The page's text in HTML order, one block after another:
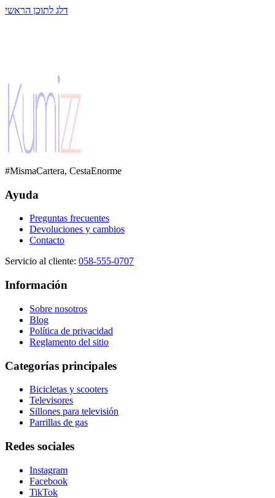
דלג לתוכן הראשי
#MismaCartera, CestaEnorme
Ayuda
Preguntas frecuentes
Devoluciones y cambios
Contacto
Servicio al cliente: 058-555-0707
Información
Sobre nosotros
Blog
Política de privacidad
Reglamento del sitio
Categorías principales
Bicicletas y scooters
Televisores
Sillones para televisión
Parrillas de gas
Redes sociales
Instagram
Facebook
TikTok